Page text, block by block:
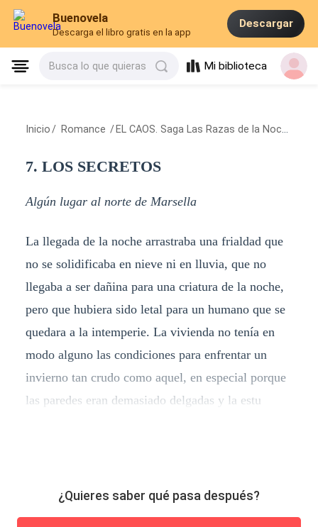
Buenovela
Descarga el libro gratis en la app
Descargar
Busca lo que quieras Mi biblioteca
Inicio / Romance / EL CAOS. Saga Las Razas de la Noche II
7. LOS SECRETOS
Algún lugar al norte de Marsella
La llegada de la noche arrastraba una frialdad que
no se solidificaba en nieve ni en lluvia, que no
llegaba a ser dañina para una criatura de la noche,
pero que hubiera sido letal para un humano que se
quedara a la intemperie. La vivienda no tenía en
modo alguno las condiciones para enfrentar un
invierno tan crudo como aquel, en especial porque
las paredes eran demasiado delgadas y la estu
¿Quieres saber qué pasa después?